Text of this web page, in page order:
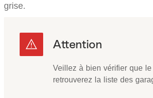
grise.
Veillez à bien vérifier que
retrouverez la liste des